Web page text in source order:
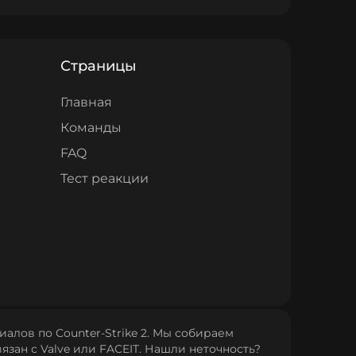
Страницы
Главная
Команды
FAQ
Тест реакции
по Counter‑Strike 2. Мы собираем
с Valve или FACEIT. Нашли неточность?